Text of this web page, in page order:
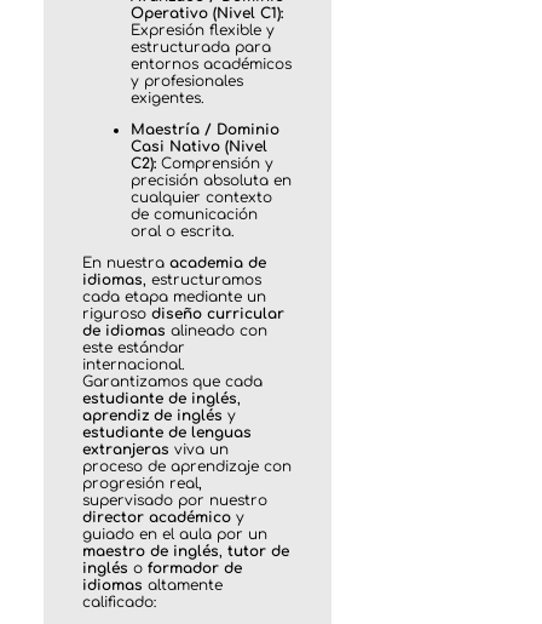
Operativo (Nivel C1):
Expresión flexible y
estructurada para
entornos académicos
y profesionales
exigentes.
Maestría / Dominio
Casi Nativo (Nivel
C2):Comprensión y
precisión absoluta en
cualquier contexto
de comunicación
oral o escrita.
En nuestra academia de
idiomas, estructuramos
cada etapa mediante un
riguroso diseño curricular
de idiomas alineado con
este estándar
internacional.
Garantizamos que cada
estudiante de inglés,
aprendiz de inglés y
estudiante de lenguas
extranjeras viva un
proceso de aprendizaje con
progresión real,
supervisado por nuestro
director académicoy
guiado en el aula por un
maestro de inglés, tutor de
inglés o formador de
idiomas altamente
calificado: